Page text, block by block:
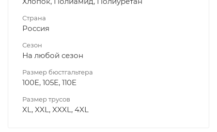
Страна
Россия
Сезон
На любой сезон
Размер бюстгальтера
100E, 105E, 110E
Размер трусов
XL, XXL, XXXL, 4XL